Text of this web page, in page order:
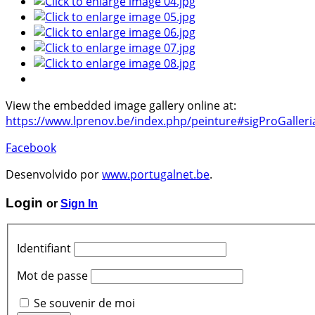
View the embedded image gallery online at:
https://www.lprenov.be/index.php/
Facebook
Desenvolvido porwww.portugalnet.be.
Login or Sign In
Identifiant
Mot de passe
Se souvenir de moi